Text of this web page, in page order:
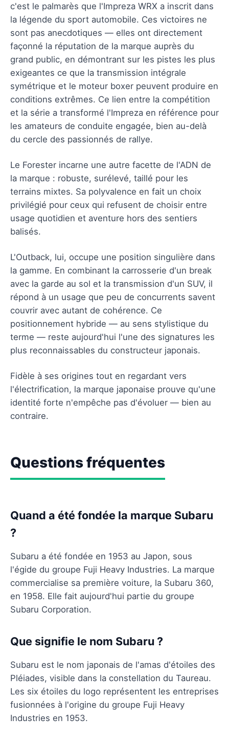
c'est le palmarès que l'Impreza WRX a inscrit dans
la légende du sport automobile. Ces victoires ne
sont pas anecdotiques — elles ont directement
façonné la réputation de la marque auprès du
grand public, en démontrant sur les pistes les plus
exigeantes ce que la transmission intégrale
symétrique et le moteur boxer peuvent produire en
conditions extrêmes. Ce lien entre la compétition
et la série a transformé l'Impreza en référence pour
les amateurs de conduite engagée, bien au-delà
du cercle des passionnés de rallye.
Le Forester incarne une autre facette de l'ADN de
la marque : robuste, surélevé, taillé pour les
terrains mixtes. Sa polyvalence en fait un choix
privilégié pour ceux qui refusent de choisir entre
usage quotidien et aventure hors des sentiers
balisés.
L'Outback, lui, occupe une position singulière dans
la gamme. En combinant la carrosserie d'un break
avec la garde au sol et la transmission d'un SUV, il
répond à un usage que peu de concurrents savent
couvrir avec autant de cohérence. Ce
positionnement hybride — au sens stylistique du
terme — reste aujourd'hui l'une des signatures les
plus reconnaissables du constructeur japonais.
Fidèle à ses origines tout en regardant vers
l'électrification, la marque japonaise prouve qu'une
identité forte n'empêche pas d'évoluer — bien au
contraire.
Questions fréquentes
Quand a été fondée la marque Subaru
?
Subaru a été fondée en 1953 au Japon, sous
l'égide du groupe Fuji Heavy Industries. La marque
commercialise sa première voiture, la Subaru 360,
en 1958. Elle fait aujourd'hui partie du groupe
Subaru Corporation.
Que signifie le nom Subaru ?
Subaru est le nom japonais de l'amas d'étoiles des
Pléiades, visible dans la constellation du Taureau.
Les six étoiles du logo représentent les entreprises
fusionnées à l'origine du groupe Fuji Heavy
Industries en 1953.